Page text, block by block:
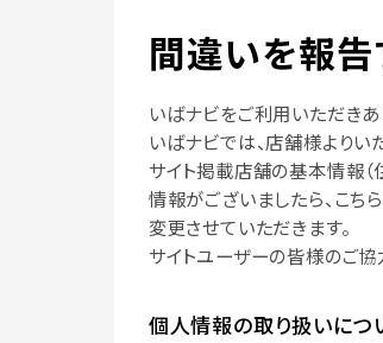
間違いを報告
いばナビをご利用いただきあ
いばナビでは、店舗様よりい
サイト掲載店舗の基本情報（
情報がございましたら、こち
変更させていただきます。
サイトユーザーの皆様のご協
個人情報の取り扱いにつ